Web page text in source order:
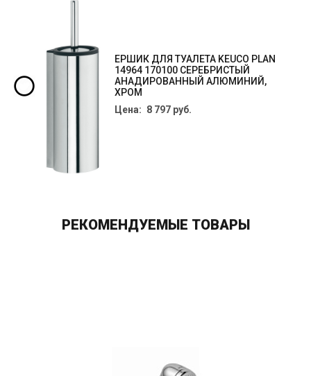
ЕРШИК ДЛЯ ТУАЛЕТА KEUCO PLAN
14964 170100 СЕРЕБРИСТЫЙ
АНАДИРОВАННЫЙ АЛЮМИНИЙ,
ХРОМ
Цена: 8 797 руб.
РЕКОМЕНДУЕМЫЕ ТОВАРЫ